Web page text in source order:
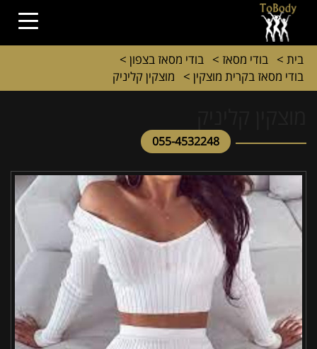
בית > בודי מסאז > בודי מסאז בצפון >
בודי מסאז בקרית מוצקין > מוצקין קליניק
055-4532248